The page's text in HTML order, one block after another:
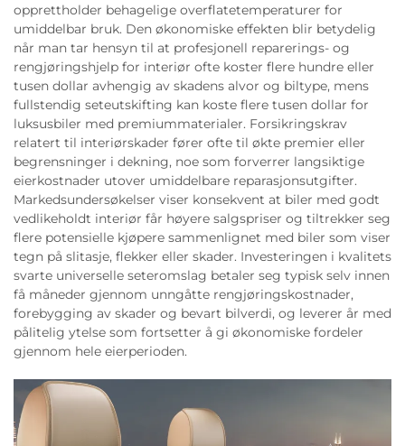
opprettholder behagelige overflatetemperaturer for
umiddelbar bruk. Den økonomiske effekten blir betydelig
når man tar hensyn til at profesjonell reparerings- og
rengjøringshjelp for interiør ofte koster flere hundre eller
tusen dollar avhengig av skadens alvor og biltype, mens
fullstendig seteutskifting kan koste flere tusen dollar for
luksusbiler med premiummaterialer. Forsikringskrav
relatert til interiørskader fører ofte til økte premier eller
begrensninger i dekning, noe som forverrer langsiktige
eierkostnader utover umiddelbare reparasjonsutgifter.
Markedsundersøkelser viser konsekvent at biler med godt
vedlikeholdt interiør får høyere salgspriser og tiltrekker seg
flere potensielle kjøpere sammenlignet med biler som viser
tegn på slitasje, flekker eller skader. Investeringen i kvalitets
svarte universelle seteromslag betaler seg typisk selv innen
få måneder gjennom unngåtte rengjøringskostnader,
forebygging av skader og bevart bilverdi, og leverer år med
pålitelig ytelse som fortsetter å gi økonomiske fordeler
gjennom hele eierperioden.